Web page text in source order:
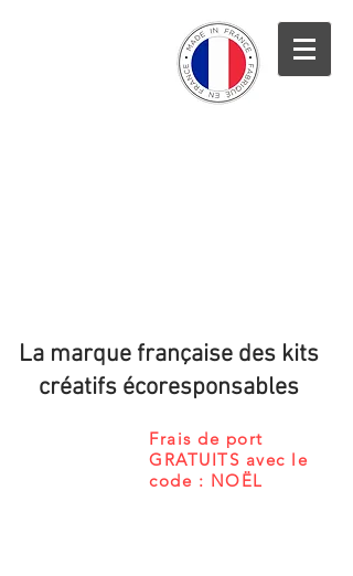
La marque française des kits
créatifs écoresponsables
Frais de port
GRATUITS avec le
code : NOËL